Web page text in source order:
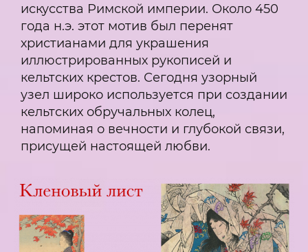
искусства Римской империи. Около 450
года н.э. этот мотив был перенят
христианами для украшения
иллюстрированных рукописей и
кельтских крестов. Сегодня узорный
узел широко используется при создании
кельтских обручальных колец,
напоминая о вечности и глубокой связи,
присущей настоящей любви.